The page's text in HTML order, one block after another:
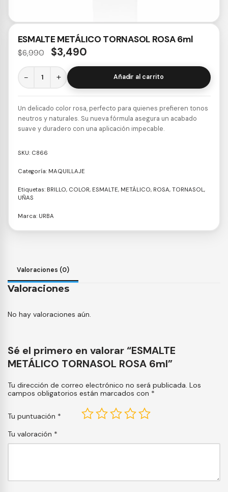
ESMALTE METÁLICO TORNASOL ROSA 6ml
$6,990 $3,490
− + Añadir al carrito
Un delicado color rosa, perfecto para quienes prefieren tonos
neutros y naturales. Su nueva fórmula asegura un acabado
suave y duradero con una aplicación impecable.
SKU: C866
Categoría: MAQUILLAJE
Etiquetas: BRILLO, COLOR, ESMALTE, METÁLICO, ROSA, TORNASOL,
UÑAS
Marca: URBA
Valoraciones (0)
Valoraciones
No hay valoraciones aún.
Sé el primero en valorar “ESMALTE
METÁLICO TORNASOL ROSA 6ml”
Tu dirección de correo electrónico no será publicada. Los
campos obligatorios están marcados con *
Tu puntuación *
Tu valoración *